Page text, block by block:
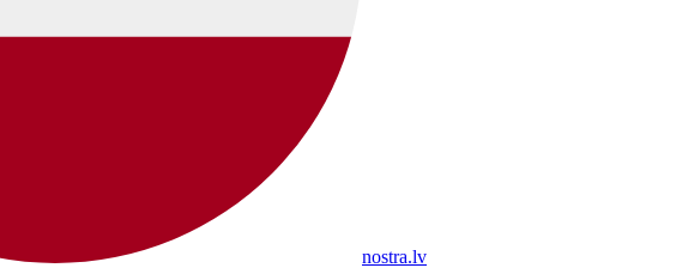
nostra.lv